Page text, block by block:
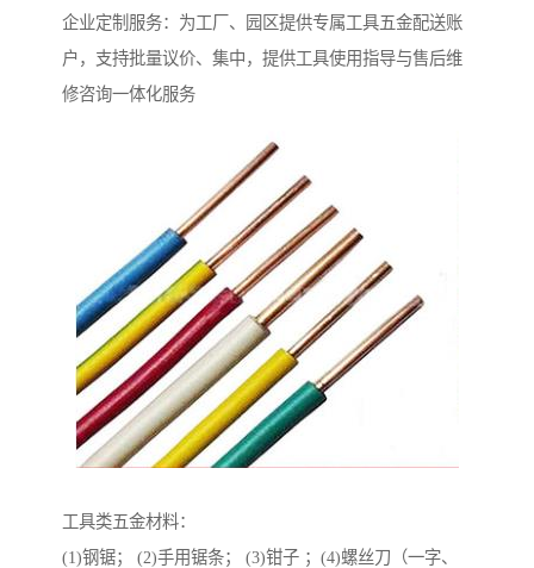
企业定制服务：为工厂、园区提供专属工具五金配送账
户，支持批量议价、集中，提供工具使用指导与售后维
修咨询一体化服务
工具类五金材料：
(1)钢锯； (2)手用锯条； (3)钳子 ；(4)螺丝刀（一字、